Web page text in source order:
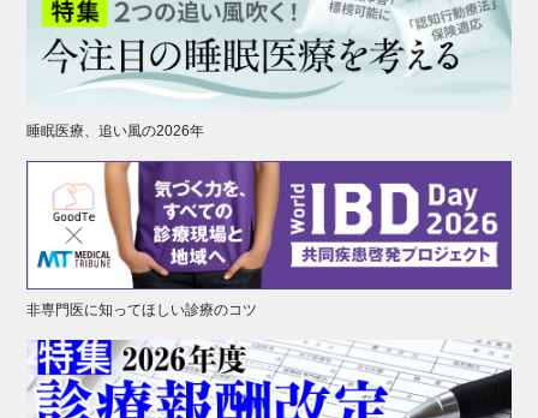
睡眠医療、追い風の2026年
非専門医に知ってほしい診療のコツ